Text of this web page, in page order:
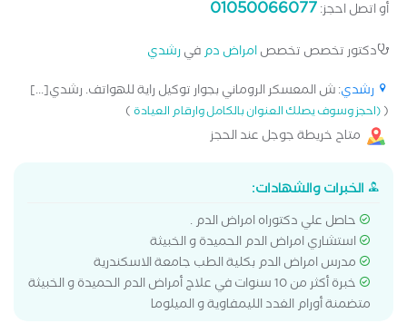
أو اتصل احجز:01050066077
دكتور تخصص تخصصامراض دمفيرشدي
رشدي: ش المعسكر الروماني بجوار توكيل راية للهواتف. رشدي[...]
((احجز وسوف يصلك العنوان بالكامل وارقام العيادة)
متاح خريطة جوجل عند الحجز
الخبرات والشهادات:
حاصل علي دكتوراه امراض الدم .
استشاري امراض الدم الحميدة و الخبيثة
مدرس امراض الدم بكلية الطب جامعة الاسكندرية
خبرة أكثر من 10 سنوات في علاج أمراض الدم الحميدة و الخبيثة
متضمنة أورام الغدد الليمفاوية و الميلوما